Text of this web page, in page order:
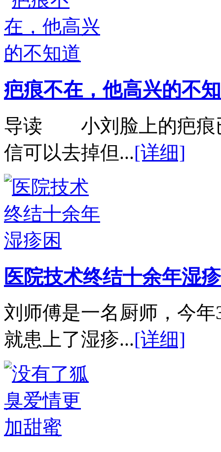
疤痕不在，他高兴的不
导读 小刘脸上的疤痕
信可以去掉但...[详细]
医院技术终结十余年湿
刘师傅是一名厨师，今
就患上了湿疹...[详细]